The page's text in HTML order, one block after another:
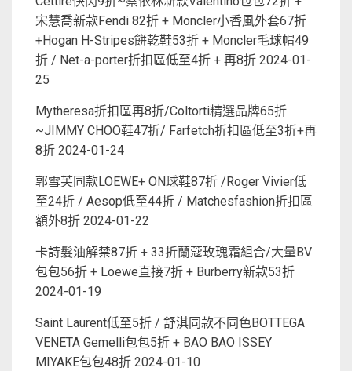
宋慧喬新款Fendi 82折 + Moncler小香風外套67折
+Hogan H-Stripes餅乾鞋53折 + Moncler毛球帽49
折 / Net-a-porter折扣區低至4折 + 再8折 2024-01-
25
Mytheresa折扣區再8折/Coltorti精選品牌65折
~JIMMY CHOO鞋47折/ Farfetch折扣區低至3折+再
8折 2024-01-24
郭雪芙同款LOEWE+ ON球鞋87折 /Roger Vivier低
至24折 / Aesop低至44折 / Matchesfashion折扣區
額外8折 2024-01-22
卡詩髮油解禁87折 + 33折蘭蔻玫瑰霜組合/大量BV
包包56折 + Loewe直接7折 + Burberry新款53折
2024-01-19
Saint Laurent低至5折 / 舒淇同款不同色BOTTEGA
VENETA Gemelli包包5折 + BAO BAO ISSEY
MIYAKE包包48折 2024-01-10